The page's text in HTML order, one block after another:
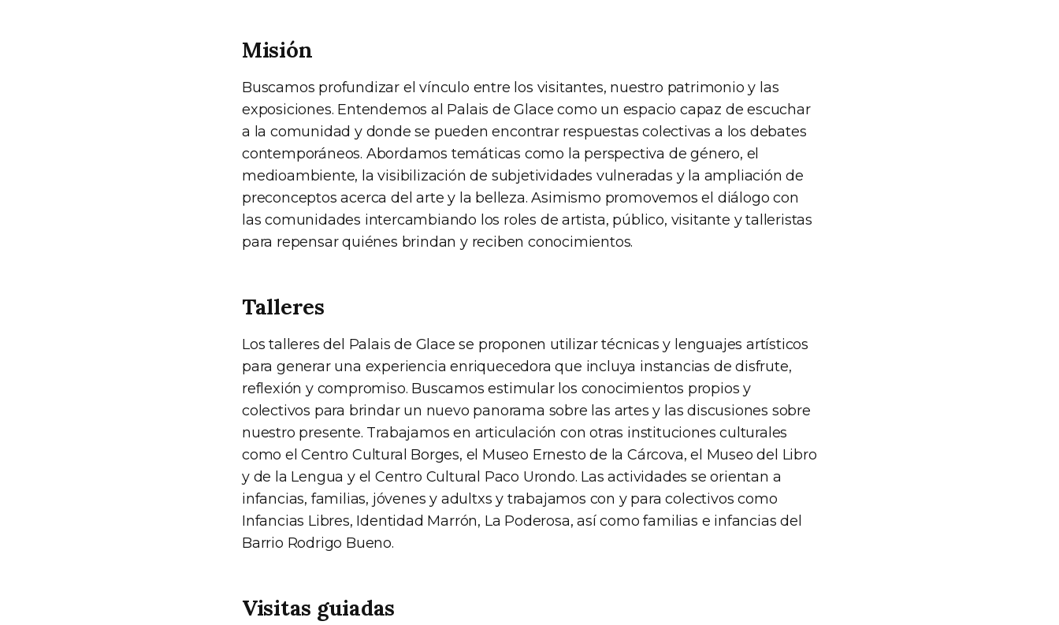
Misión
Buscamos profundizar el vínculo entre los visitantes, nuestro patrimonio y las
exposiciones. Entendemos al Palais de Glace como un espacio capaz de escuchar
a la comunidad y donde se pueden encontrar respuestas colectivas a los debates
contemporáneos. Abordamos temáticas como la perspectiva de género, el
medioambiente, la visibilización de subjetividades vulneradas y la ampliación de
preconceptos acerca del arte y la belleza. Asimismo promovemos el diálogo con
las comunidades intercambiando los roles de artista, público, visitante y talleristas
para repensar quiénes brindan y reciben conocimientos.
Talleres
Los talleres del Palais de Glace se proponen utilizar técnicas y lenguajes artísticos
para generar una experiencia enriquecedora que incluya instancias de disfrute,
reflexión y compromiso. Buscamos estimular los conocimientos propios y
colectivos para brindar un nuevo panorama sobre las artes y las discusiones sobre
nuestro presente. Trabajamos en articulación con otras instituciones culturales
como el Centro Cultural Borges, el Museo Ernesto de la Cárcova, el Museo del Libro
y de la Lengua y el Centro Cultural Paco Urondo. Las actividades se orientan a
infancias, familias, jóvenes y adultxs y trabajamos con y para colectivos como
Infancias Libres, Identidad Marrón, La Poderosa, así como familias e infancias del
Barrio Rodrigo Bueno.
Visitas guiadas